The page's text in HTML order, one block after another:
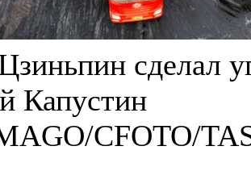
сделал
Капустин
CFOTO/